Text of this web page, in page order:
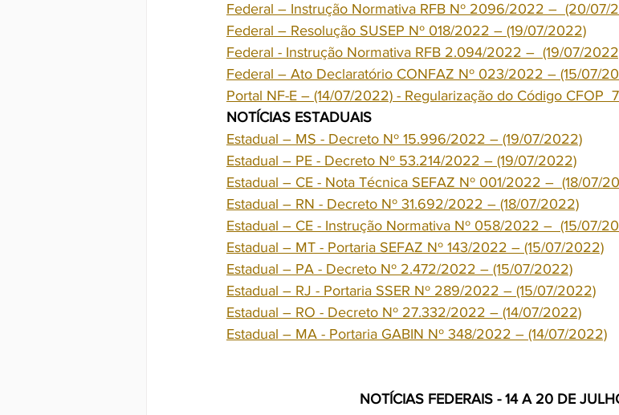
Federal – Instrução Normativa RFB Nº 2096/2022 –  (20/07/
Federal – Resolução SUSEP Nº 018/2022 – (19/07/2022)
Federal - Instrução Normativa RFB 2.094/2022 –  (19/07/
Federal – Ato Declaratório CONFAZ Nº 023/2022 – (15/07/
Portal NF-E – (14/07/2022) - Regularização do Código CFOP
NOTÍCIAS ESTADUAIS
Estadual – MS - Decreto Nº 15.996/2022 – (19/07/2022)
Estadual – PE - Decreto Nº 53.214/2022 – (19/07/2022)
Estadual – CE - Nota Técnica SEFAZ Nº 001/2022 –  (18/07/
Estadual – RN - Decreto Nº 31.692/2022 – (18/07/2022)
Estadual – CE - Instrução Normativa Nº 058/2022 –  (15/07/
Estadual – MT - Portaria SEFAZ Nº 143/2022 – (15/07/2022)
Estadual – PA - Decreto Nº 2.472/2022 – (15/07/2022)
Estadual – RJ - Portaria SSER Nº 289/2022 – (15/07/2022)
Estadual – RO - Decreto Nº 27.332/2022 – (14/07/2022)
Estadual – MA - Portaria GABIN Nº 348/2022 – (14/07/2022)
NOTÍCIAS FEDERAIS - 14 A 20 DE